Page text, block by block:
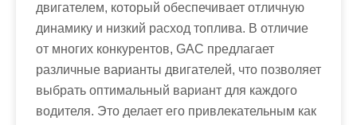
двигателем, который обеспечивает отличную
динамику и низкий расход топлива. В отличие
от многих конкурентов, GAC предлагает
различные варианты двигателей, что позволяет
выбрать оптимальный вариант для каждого
водителя. Это делает его привлекательным как